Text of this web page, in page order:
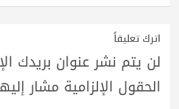
اترك تعليقاً
لن يتم نشر عنوان بريدك
الحقول الإلزامية مشار